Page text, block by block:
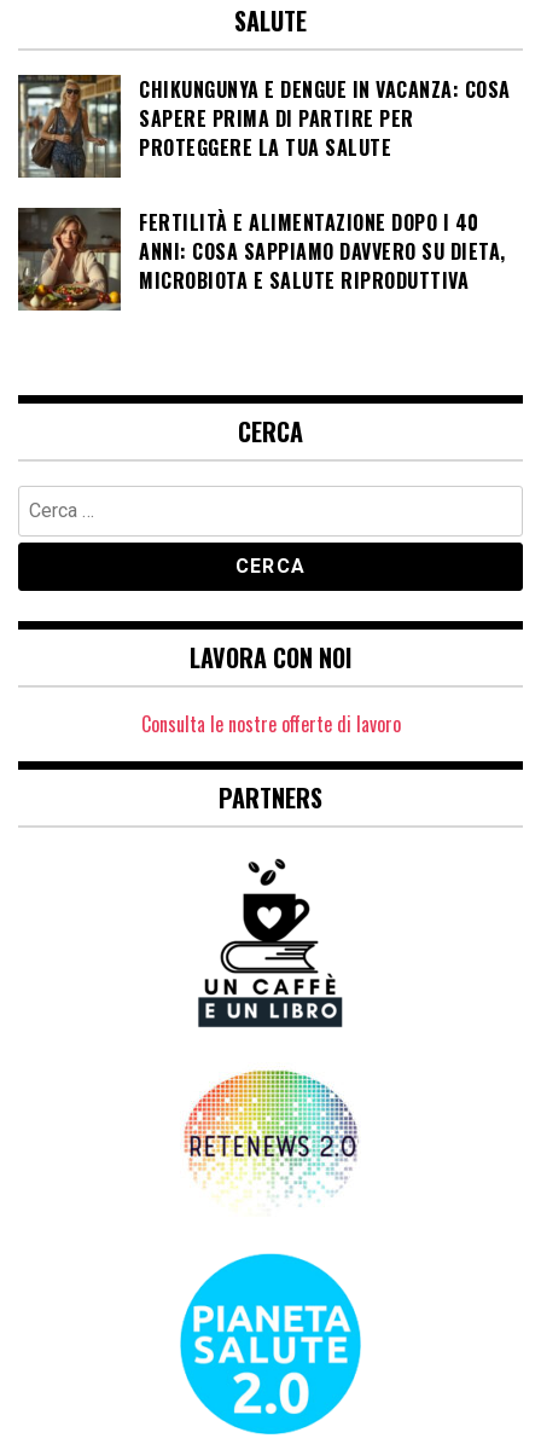
SALUTE
CHIKUNGUNYA E DENGUE IN VACANZA: COSA
SAPERE PRIMA DI PARTIRE PER
PROTEGGERE LA TUA SALUTE
FERTILITÀ E ALIMENTAZIONE DOPO I 40
ANNI: COSA SAPPIAMO DAVVERO SU DIETA,
MICROBIOTA E SALUTE RIPRODUTTIVA
CERCA
Ricerca
per:
LAVORA CON NOI
Consulta le nostre offerte di lavoro
PARTNERS